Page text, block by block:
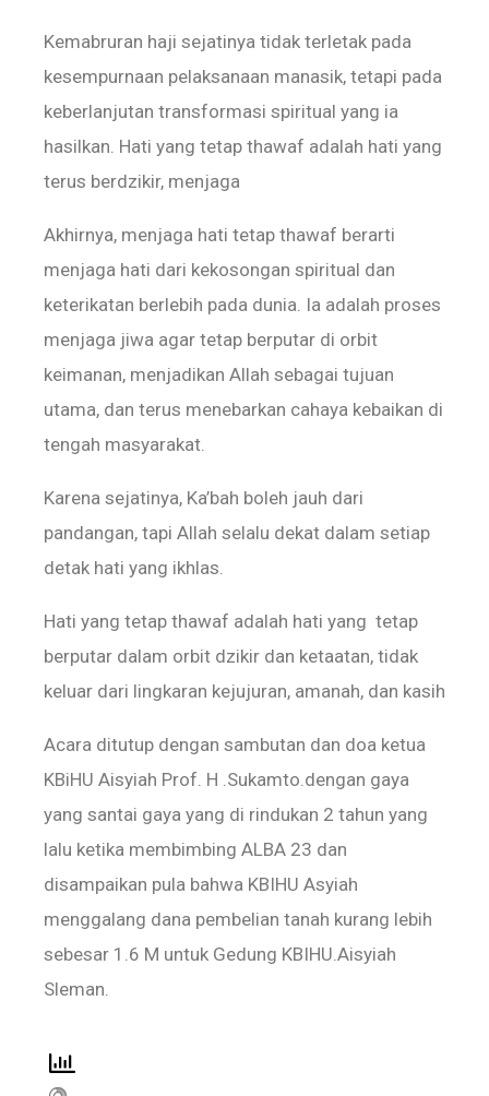
‎‎Kemabruran haji sejatinya tidak terletak pada
kesempurnaan pelaksanaan manasik, tetapi pada
keberlanjutan transformasi spiritual yang ia
hasilkan. Hati yang tetap thawaf adalah hati yang
terus berdzikir, menjaga
‎Akhirnya, menjaga hati tetap thawaf berarti
menjaga hati dari kekosongan spiritual dan
keterikatan berlebih pada dunia. Ia adalah proses
menjaga jiwa agar tetap berputar di orbit
keimanan, menjadikan Allah sebagai tujuan
utama, dan terus menebarkan cahaya kebaikan di
tengah masyarakat.
‎‎Karena sejatinya, Ka’bah boleh jauh dari
pandangan, tapi Allah selalu dekat dalam setiap
detak hati yang ikhlas.
‎‎Hati yang tetap thawaf adalah hati yang tetap
berputar dalam orbit dzikir dan ketaatan, tidak
keluar dari lingkaran kejujuran, amanah, dan kasih
Acara ditutup dengan sambutan dan doa ketua
KBiHU Aisyiah Prof. H .Sukamto.dengan gaya
yang santai gaya yang di rindukan 2 tahun yang
lalu ketika membimbing ALBA 23 dan
disampaikan pula bahwa KBIHU Asyiah
menggalang dana pembelian tanah kurang lebih
sebesar 1.6 M untuk Gedung KBIHU.Aisyiah
Sleman.